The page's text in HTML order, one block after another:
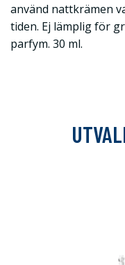
använd nattkrämen
tiden. Ej lämplig för
parfym. 30 ml.